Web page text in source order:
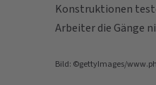
Konstruktionen
Arbeiter die Gänge
Bild: ©gettyImages/